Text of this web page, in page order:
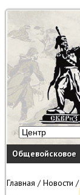
Общевойсковое
Главная /Новости /